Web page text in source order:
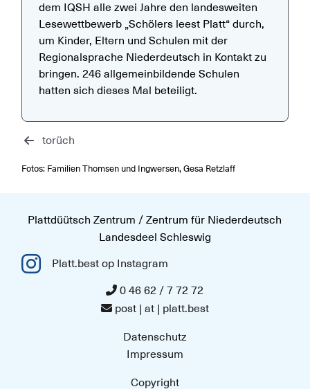
dem IQSH alle zwei Jahre den landesweiten
Lesewettbewerb „Schölers leest Platt“ durch,
um Kinder, Eltern und Schulen mit der
Regionalsprache Niederdeutsch in Kontakt zu
bringen. 246 allgemeinbildende Schulen
hatten sich dieses Mal beteiligt.
Fotos: Familien Thomsen und Ingwersen, Gesa Retzlaff
torüch
Plattdüütsch Zentrum / Zentrum für Niederdeutsch
Landesdeel Schleswig
Platt.best op Instagram
0 46 62 / 7 72 72
post | at | platt.best
Datenschutz
Impressum
Copyright